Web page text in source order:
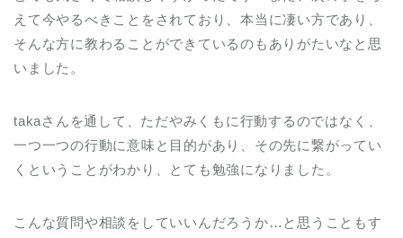
えて今やるべきことをされており、本当に凄い方であり、
そんな方に教わることができているのもありがたいなと思
いました。
takaさんを通して、ただやみくもに行動するのではなく、
一つ一つの行動に意味と目的があり、その先に繋がってい
くということがわかり、とても勉強になりました。
こんな質問や相談をしていいんだろうか…と思うこともす